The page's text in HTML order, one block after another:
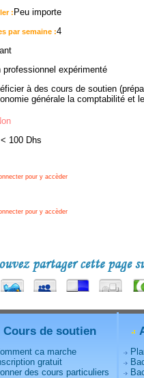
: Peu importe
par semaine :4
professionnel expérimenté
à des cours de soutien
générale la comptabilité et
100 Dhs
pour y accèder
pour y accèder
Cours de soutien
ca marche
gratuit
des cours particuliers